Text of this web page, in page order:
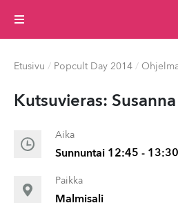
Valikko
Etusivu / Popcult Day 2014 /
Kutsuvieras:
Aika
Sunnuntai 12:45 - 13:30
Paikka
Malmisali